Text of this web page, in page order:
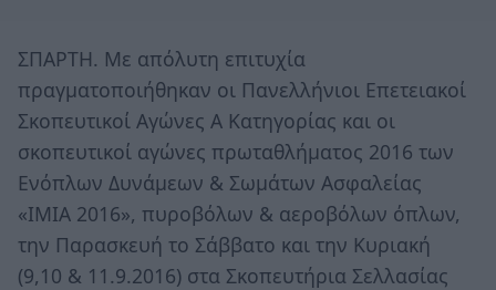
ΣΠΑΡΤΗ. Με απόλυτη επιτυχία
πραγματοποιήθηκαν οι Πανελλήνιοι Επετειακοί
Σκοπευτικοί Αγώνες Α Κατηγορίας και οι
σκοπευτικοί αγώνες πρωταθλήματος 2016 των
Ενόπλων Δυνάμεων & Σωμάτων Ασφαλείας
«ΙΜΙΑ 2016», πυροβόλων & αεροβόλων όπλων,
την Παρασκευή το Σάββατο και την Κυριακή
(9,10 & 11.9.2016) στα Σκοπευτήρια Σελλασίας